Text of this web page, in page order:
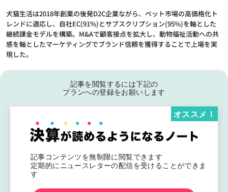
犬猫生活は2018年創業の後発D2C企業ながら、ペット市場の高価格化ト
レンドに適応し、自社EC(91%)とサブスクリプション(95%)を軸とした
継続課金モデルを構築。M&Aで顧客接点を拡大し、動物福祉活動への共
感を軸としたマーケティングでブランド信頼を獲得することで上場を実
現した。
記事を閲覧するには下記の
プランへの登録をお願いします
記事コンテンツを無制限に閲覧できます
定期的にニュースレターの配信を受けることができま
す
オススメ！